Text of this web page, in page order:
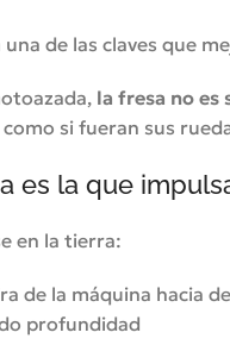
de las claves que
la fresa no es
si fueran sus
es la que
en la tierra:
de la máquina hacia
profundidad